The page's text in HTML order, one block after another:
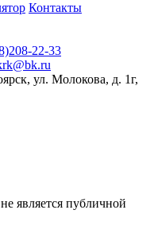
Контакты
22-33
ул. Молокова, д. 1г,
является публичной